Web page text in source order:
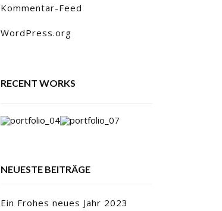
Kommentar-Feed
WordPress.org
RECENT WORKS
NEUESTE BEITRÄGE
Ein Frohes neues Jahr 2023